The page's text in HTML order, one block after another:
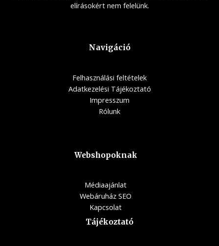
elírásokért nem felelünk.
Navigáció
Felhasználási feltételek
Adatkezelési Tájékoztató
Impresszum
Rólunk
Webshopoknak
Médiaajánlat
Webáruház SEO
Kapcsolat
Tájékoztató